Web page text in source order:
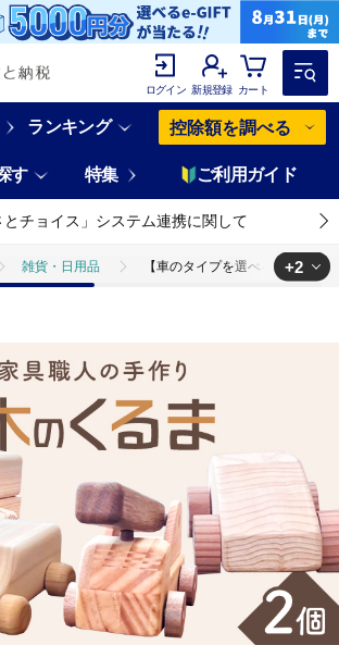
ログイン 新規登録 カート
ランキング 控除額を調べる
す 特集 ご利用ガイド
とチョイス」システム連携に関して
雑貨・日用品 【車のタイプを選べる！】家具
+2